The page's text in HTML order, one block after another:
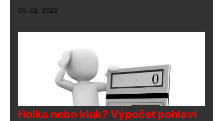
05. 02. 2025
Holka nebo kluk? Výpočet pohlaví